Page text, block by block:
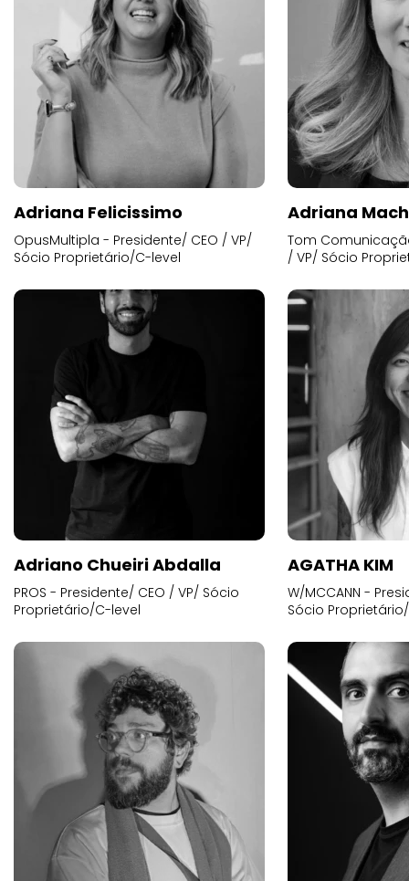
Adriana Felicissimo
OpusMultipla - Presidente/ CEO / VP/
Sócio Proprietário/C-level
Adriana
Tom
/ VP/ Sócio
Adriano Chueiri Abdalla
PROS - Presidente/ CEO / VP/ Sócio
Proprietário/C-level
AGATHA KIM
W/MCCANN -
Sócio